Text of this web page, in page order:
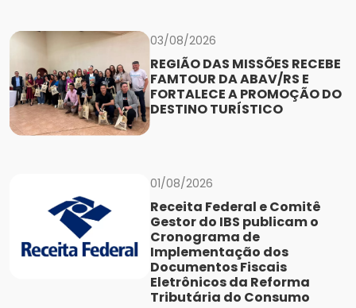
03/08/2026
REGIÃO DAS MISSÕES RECEBE
FAMTOUR DA ABAV/RS E
FORTALECE A PROMOÇÃO DO
DESTINO TURÍSTICO
01/08/2026
Receita Federal e Comitê
Gestor do IBS publicam o
Cronograma de
Implementação dos
Documentos Fiscais
Eletrônicos da Reforma
Tributária do Consumo